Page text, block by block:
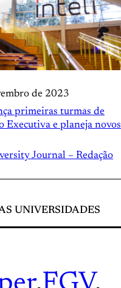
de 2023
primeiras turmas de
Executiva e planeja novos
Journal – Redação
UNIVERSIDADES